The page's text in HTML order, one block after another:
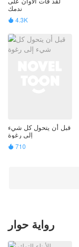
ندمك
 4.3K
قبل أن يتحول كل شيء
إلى رغوة
 710
رواية حوار